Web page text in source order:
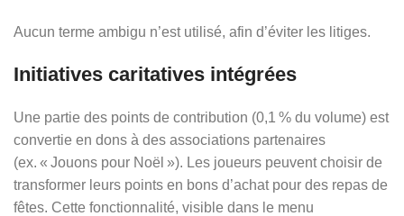
Aucun terme ambigu n’est utilisé, afin d’éviter les litiges.
Initiatives caritatives intégrées
Une partie des points de contribution (0,1 % du volume) est
convertie en dons à des associations partenaires
(ex. « Jouons pour Noël »). Les joueurs peuvent choisir de
transformer leurs points en bons d’achat pour des repas de
fêtes. Cette fonctionnalité, visible dans le menu